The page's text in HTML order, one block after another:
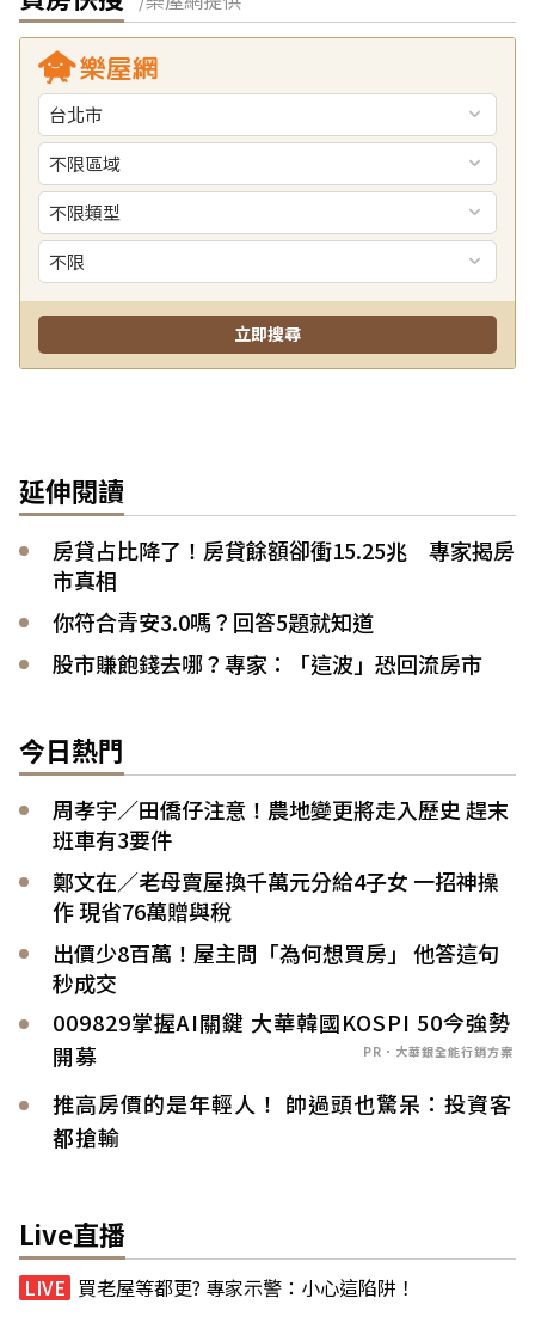
延伸閱讀
房貸占比降了！房貸餘額卻衝15.25兆 專家揭房
市真相
你符合青安3.0嗎？回答5題就知道
股市賺飽錢去哪？專家：「這波」恐回流房市
今日熱門
周孝宇／田僑仔注意！農地變更將走入歷史 趕末
班車有3要件
鄭文在／老母賣屋換千萬元分給4子女 一招神操
作 現省76萬贈與稅
出價少8百萬！屋主問「為何想買房」 他答這句
秒成交
009829掌握AI關鍵 大華韓國KOSPI 50今強勢
開募
PR．大華銀全能行銷方案
推高房價的是年輕人！ 帥過頭也驚呆：投資客
都搶輸
Live直播
買老屋等都更? 專家示警：小心這陷阱！